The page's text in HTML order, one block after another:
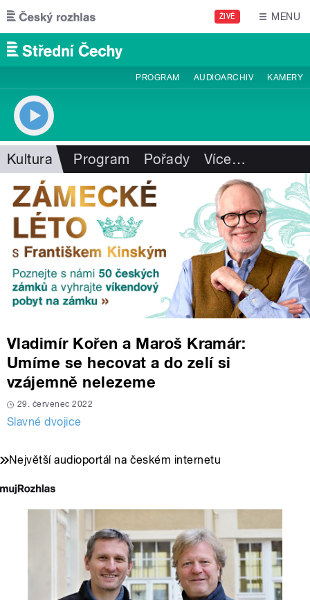
Přejít k hlavnímu obsahu
ŽIVĚ MENU
PROGRAM AUDIOARCHIV KAMERY
Kultura Program Pořady Více…
Vladimír Kořen a Maroš Kramár:
Umíme se hecovat a do zelí si
vzájemně nelezeme
29. červenec 2022
Slavné dvojice
Největší audioportál na českém internetu